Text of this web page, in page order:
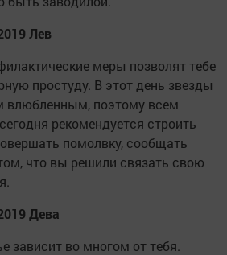
Лев
меры позволят тебе
простуду. В этот день звезды
влюбленным, поэтому всем
рекомендуется строить
помолвку, сообщать
что вы решили связать свою
Дева
зависит во многом от тебя.